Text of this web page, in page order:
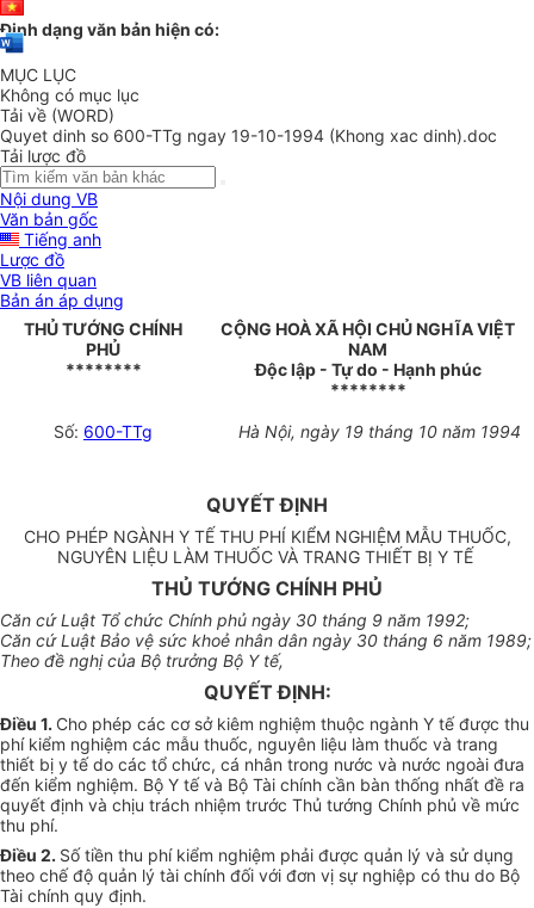
Định dạng văn bản hiện có:
MỤC LỤC
Không có mục lục
Tải về (WORD)
Quyet dinh so 600-TTg ngay 19-10-1994 (Khong xac dinh).doc
Tải lược đồ
Nội dung VB
Văn bản gốc
Tiếng anh
Lược đồ
VB liên quan
Bản án áp dụng
THỦ TƯỚNG CHÍNH
PHỦ
********
CỘNG HOÀ XÃ HỘI CHỦ NGHĨA VIỆT
NAM
Độc lập - Tự do - Hạnh phúc
********
Số: 600-TTg Hà Nội, ngày 19 tháng 10 năm 1994
QUYẾT ĐỊNH
CHO PHÉP NGÀNH Y TẾ THU PHÍ KIỂM NGHIỆM MẪU THUỐC,
NGUYÊN LIỆU LÀM THUỐC VÀ TRANG THIẾT BỊ Y TẾ
THỦ TƯỚNG CHÍNH PHỦ
Căn cứ Luật Tổ chức Chính phủ ngày 30 tháng 9 năm 1992;
Căn cứ Luật Bảo vệ sức khoẻ nhân dân ngày 30 tháng 6 năm 1989;
Theo đề nghị của Bộ trưởng Bộ Y tế,
QUYẾT ĐỊNH:
Điều 1. Cho phép các cơ sở kiêm nghiệm thuộc ngành Y tế được thu
phí kiểm nghiệm các mẫu thuốc, nguyên liệu làm thuốc và trang
thiết bị y tế do các tổ chức, cá nhân trong nước và nước ngoài đưa
đến kiểm nghiệm. Bộ Y tế và Bộ Tài chính cần bàn thống nhất đề ra
quyết định và chịu trách nhiệm trước Thủ tướng Chính phủ về mức
thu phí.
Điều 2. Số tiền thu phí kiểm nghiệm phải được quản lý và sử dụng
theo chế độ quản lý tài chính đối với đơn vị sự nghiệp có thu do Bộ
Tài chính quy định.